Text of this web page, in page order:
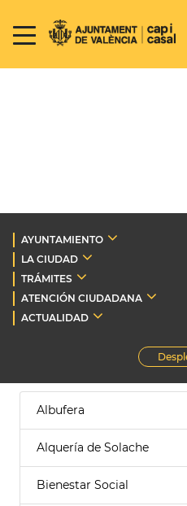
AYUNTAMIENTO
LA CIUDAD
TRÁMITES
ATENCIÓN CIUDADANA
ACTUALIDAD
Albufera
Alquería de Solache
Bienestar Social